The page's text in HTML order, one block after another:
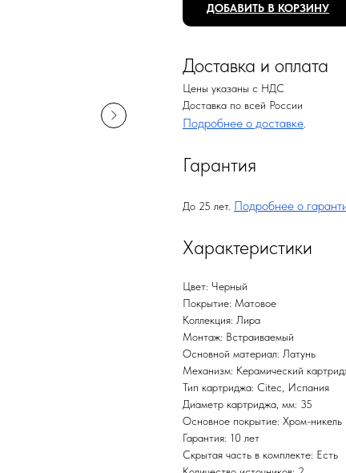
ДОБАВИТЬ В КОРЗИНУ
Доставка и оплата
Цены указаны с НДС
Доставка по всей России
Подробнее о доставке
Гарантия
До 25 лет. Подробнее о
Характеристики
Цвет: Черный
Покрытие: Матовое
Коллекция: Лира
Монтаж: Встраиваемый
Основной материал: Латунь
Механизм: Керамический
Тип картриджа: Citec, Испания
Диаметр картриджа, мм: 35
Основное покрытие: Хром-никель
Гарантия: 10 лет
Скрытая часть в комплекте: Есть